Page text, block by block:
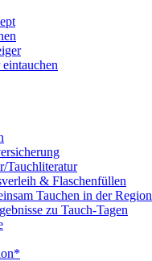
Tauchliteratur
& Flaschenfüllen
Tauchen in der Region
zu Tauch-Tagen